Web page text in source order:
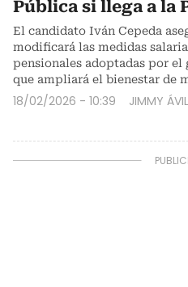
Pública si llega a la
El candidato Iván Cepeda
modificará las medidas
pensionales adoptadas por el
que ampliará el bienestar de
18/02/2026 - 10:39 JIMMY